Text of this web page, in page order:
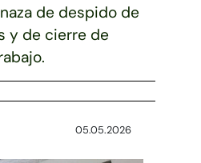
de despido de
y de cierre de
05.05.2026